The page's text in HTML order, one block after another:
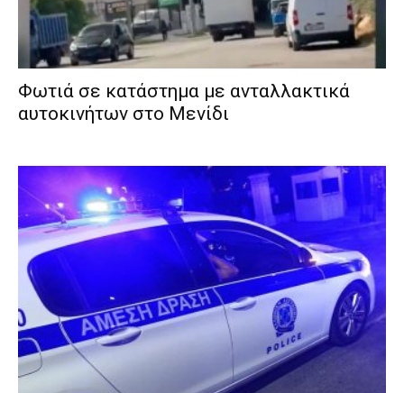
Φωτιά σε κατάστημα με ανταλλακτικά
αυτοκινήτων στο Μενίδι